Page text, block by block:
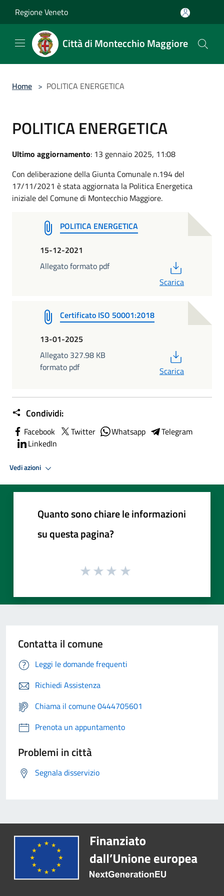
Regione Veneto
Città di Montecchio Maggiore
Home > POLITICA ENERGETICA
POLITICA ENERGETICA
Ultimo aggiornamento: 13 gennaio 2025, 11:08
Con deliberazione della Giunta Comunale n.194 del
17/11/2021 è stata aggiornata la Politica Energetica
iniziale del Comune di Montecchio Maggiore.
POLITICA ENERGETICA
15-12-2021
Allegato formato pdf
Scarica
Certificato ISO 50001:2018
13-01-2025
Allegato 327.98 KB
formato pdf
Scarica
Condividi:
Facebook Twitter Whatsapp
Telegram
LinkedIn
Vedi azioni
Quanto sono chiare le informazioni
su questa pagina?
Contatta il comune
Leggi le domande frequenti
Richiedi Assistenza
Chiama il comune 0444705601
Prenota un appuntamento
Problemi in città
Segnala disservizio